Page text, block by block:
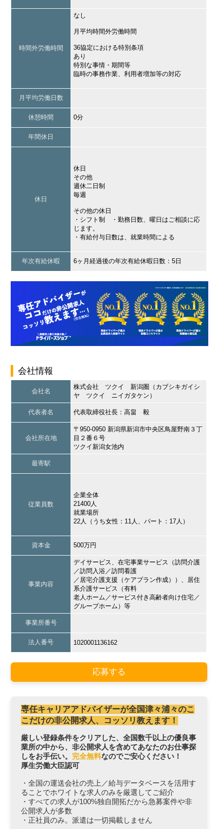
時間外労働時間
なし
月平均時間外労働時間
36協定における特別条項
あり
特別な事情・期間等
臨時の事務作業、利用者増加等の対応
月平均労働日数
休憩時間 0分
年間休日
休日
休日
その他
週休二日制
毎週
その他の休日
・シフト制 ・勤務日数、曜日はご相談に応
じます。
・有給付与日数は、就業時間による
年次有給休暇 6ヶ月経過後の年次有給休暇日数：5日
会社情報
会社名
株式会社 ツクイ 新潟圏（カブシキガイシ
ヤ ツクイ ニイガタケン）
代表者名 代表取締役社長：高畠 毅
会社所在地
〒950-0950 新潟県新潟市中央区鳥屋野南３丁
目２番６号
ツクイ新潟女池内
最寄駅
従業員数
企業全体
21400人
就業場所
22人（うち女性：11人、パート：17人）
資本金 500万円
事業内容
デイサービス、在宅事業サービス（訪問介護
／訪問入浴／訪問看護
／居宅介護支援（ケアプラン作成））、居住
系介護サービス（有料
老人ホーム／サービス付き高齢者向け住宅／
グループホーム）等
事業所番号
法人番号 1020001136162
応募する
専任キャリアアドバイザーが全国津々浦々のこ
こだけの非公開求人、コッソリ教えます！
厳しい登録条件をクリアした、全国数千以上の優良事
業所の中から、非公開求人を含めてあなたのお仕事探
しをお手伝い。 完全無料なのでご安心ください！
厚生労働大臣認可
・全国の運送会社の売上／給与データベースを活用す
ることでホワイトな求人のみを厳選してご紹介
・すべての求人が100%独自開拓だから急募案件や非
公開求人が多数
・正社員のみ。派遣は一切掲載しません